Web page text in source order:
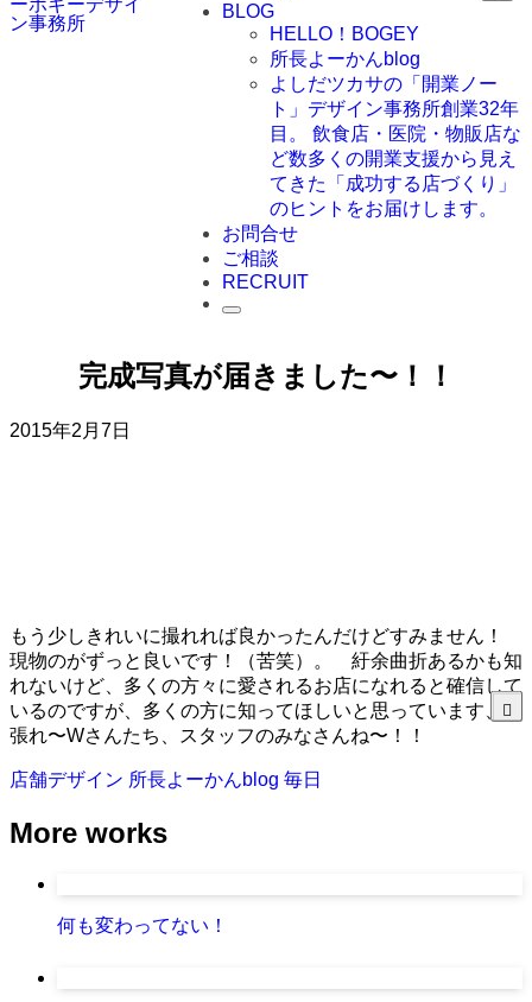
BLOG
HELLO！BOGEY
所長よーかんblog
よしだツカサの「開業ノー
ト」 デザイン事務所創業32年
目。 飲食店・医院・物販店な
ど数多くの開業支援から見え
てきた「成功する店づくり」
のヒントをお届けします。
お問合せ
ご相談
RECRUIT
完成写真が届きました〜！！
2015年2月7日
もう少しきれいに撮れれば良かったんだけどすみません！
現物のがずっと良いです！（苦笑）。 紆余曲折あるかも知
れないけど、多くの方々に愛されるお店になれると確信して
いるのですが、多くの方に知ってほしいと思っています、頑
張れ〜Wさんたち、スタッフのみなさんね〜！！
店舗デザイン 所長よーかんblog 毎日
More works
何も変わってない！